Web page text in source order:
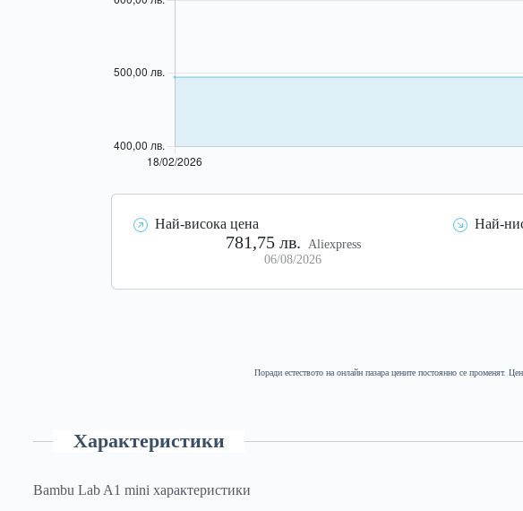
Най-висока цена
781,75 лв.
Aliexpress
06/08/2026
Най-
Поради естеството на онлайн пазара цените постоянно се променят.
Характеристики
Bambu Lab A1 mini характеристики